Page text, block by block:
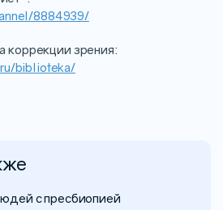
8884939/
коррекции зрения:
biblioteka/
с пресбиопией